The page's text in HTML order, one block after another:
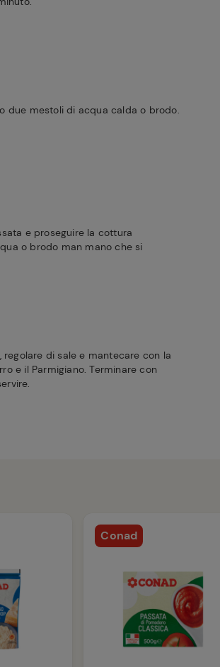
due mestoli di acqua calda o brodo.
e proseguire la cottura
o brodo man mano che si
regolare di sale e mantecare con la
e il Parmigiano. Terminare con
Conad